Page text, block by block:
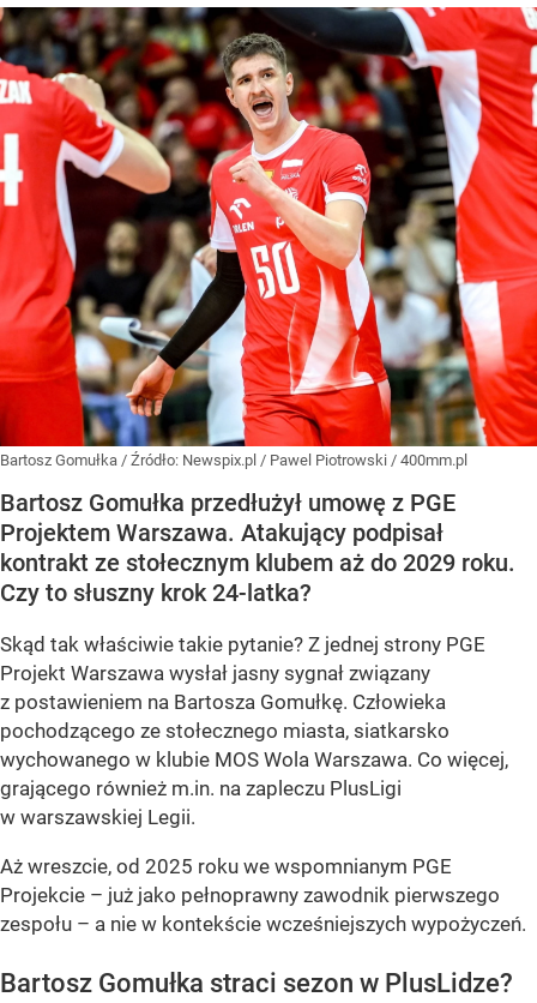
Bartosz Gomułka / Źródło: Newspix.pl / Pawel Piotrowski / 400mm.pl
Bartosz Gomułka przedłużył umowę z PGE
Projektem Warszawa. Atakujący podpisał
kontrakt ze stołecznym klubem aż do 2029 roku.
Czy to słuszny krok 24-latka?
Skąd tak właściwie takie pytanie? Z jednej strony PGE
Projekt Warszawa wysłał jasny sygnał związany
z postawieniem na Bartosza Gomułkę. Człowieka
pochodzącego ze stołecznego miasta, siatkarsko
wychowanego w klubie MOS Wola Warszawa. Co więcej,
grającego również m.in. na zapleczu PlusLigi
w warszawskiej Legii.
Aż wreszcie, od 2025 roku we wspomnianym PGE
Projekcie – już jako pełnoprawny zawodnik pierwszego
zespołu – a nie w kontekście wcześniejszych wypożyczeń.
Bartosz Gomułka straci sezon w PlusLidze?